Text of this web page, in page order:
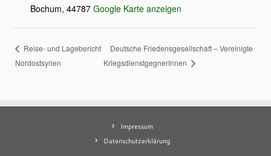
Bochum, 44787 Google Karte anzeigen
Reise- und Lagebericht
Nordostsyrien
Deutsche Friedensgesellschaft – Vereinigte
KriegsdienstgegnerInnen
Impressum
Datenschutzerklärung